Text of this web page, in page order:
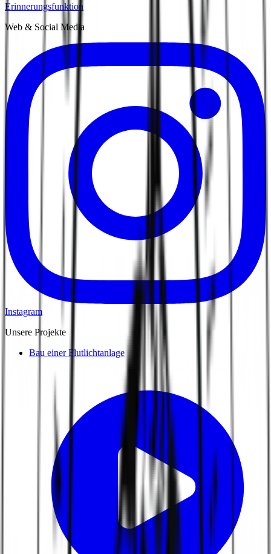
Erinnerungsfunktion
Web & Social Media
Instagram
Unsere Projekte
Bau einer Flutlichtanlage